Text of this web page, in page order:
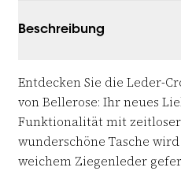
Beschreibung
Entdecken Sie die Leder-
von Bellerose: Ihr neues
Funktionalität mit
wunderschöne Tasche wird
weichem Ziegenleder